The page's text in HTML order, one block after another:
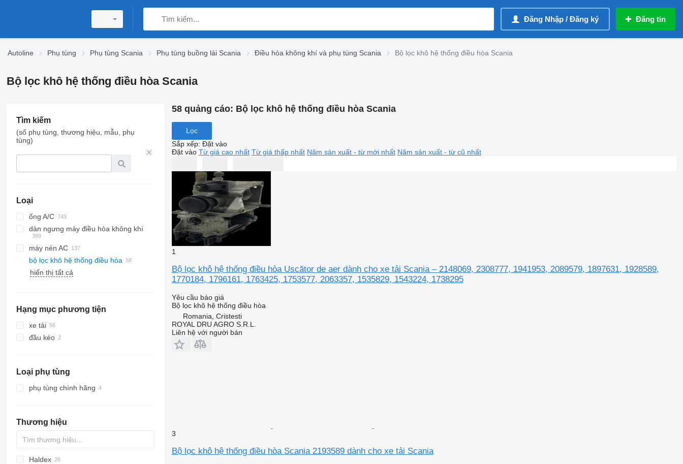
Đăng Nhập / Đăng ký Đăng tin
Autoline Phụ tùng Phụ tùng Scania Phụ tùng buồng lái Scania Điều hòa không khí và phụ tùng Scania Bộ lọc khô hệ thống điều hòa Scania
Bộ lọc khô hệ thống điều hòa Scania
Tìm kiếm
(số phụ tùng, thương hiệu, mẫu, phụ
tùng)
Loại
ống A/C
dàn ngưng máy điều hòa không khí
máy nén AC
bộ lọc khô hệ thống điều hòa
hiển thị tất cả
Hạng mục phương tiện
xe tải
đầu kéo
Loại phụ tùng
phụ tùng chính hãng
Thương hiệu
X-Series
MAXIMA
CF
Haldex
58 quảng cáo: Bộ lọc khô hệ thống điều hòa Scania
Lọc
Sắp xếp: Đặt vào
Đặt vào Từ giá cao nhất Từ giá thấp nhất Năm sản xuất - từ mới nhất Năm sản xuất - từ cũ nhất
1
Bộ lọc khô hệ thống điều hòa Uscător de aer dành cho xe tải Scania – 2148069, 2308777, 1941953, 2089579, 1897631, 1928589,
1770184, 1796161, 1763425, 1753577, 2063357, 1535829, 1543224, 1738295
Yêu cầu báo giá
Bộ lọc khô hệ thống điều hòa
Romania, Cristesti
ROYAL DRU AGRO S.R.L.
Liên hệ với người bán
3
Bộ lọc khô hệ thống điều hòa Scania 2193589 dành cho xe tải Scania